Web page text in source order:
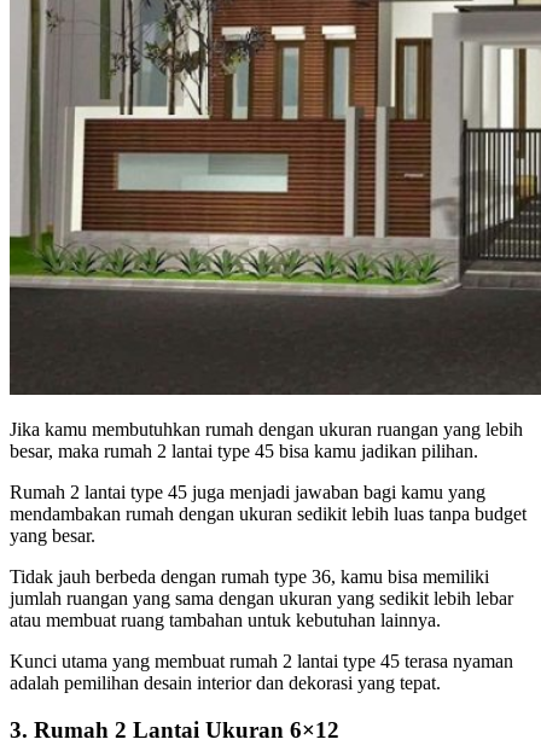
Jika kamu membutuhkan rumah dengan ukuran ruangan yang lebih
besar, maka rumah 2 lantai type 45 bisa kamu jadikan pilihan.
Rumah 2 lantai type 45 juga menjadi jawaban bagi kamu yang
mendambakan rumah dengan ukuran sedikit lebih luas tanpa budget
yang besar.
Tidak jauh berbeda dengan rumah type 36, kamu bisa memiliki
jumlah ruangan yang sama dengan ukuran yang sedikit lebih lebar
atau membuat ruang tambahan untuk kebutuhan lainnya.
Kunci utama yang membuat rumah 2 lantai type 45 terasa nyaman
adalah pemilihan desain interior dan dekorasi yang tepat.
3. Rumah 2 Lantai Ukuran 6×12